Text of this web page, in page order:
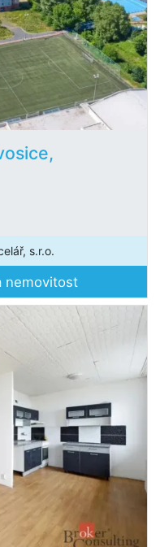
s.r.o.
nemovitost